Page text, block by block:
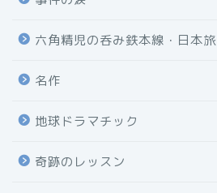
六角精児の呑み鉄本線・日本旅
名作
地球ドラマチック
奇跡のレッスン